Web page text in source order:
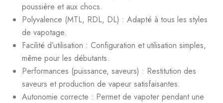
poussière et aux chocs.
Polyvalence (MTL, RDL, DL) : Adapté à tous les styles
de vapotage.
Facilité d’utilisation : Configuration et utilisation simples,
même pour les débutants.
Performances (puissance, saveurs) : Restitution des
saveurs et production de vapeur satisfaisantes.
Autonomie correcte : Permet de vapoter pendant une